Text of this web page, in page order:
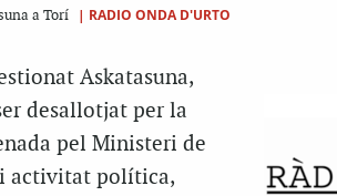
a Torí | RADIO ONDA D'URTO
Askatasuna,
desallotjat per la
pel Ministeri de
i activitat política,